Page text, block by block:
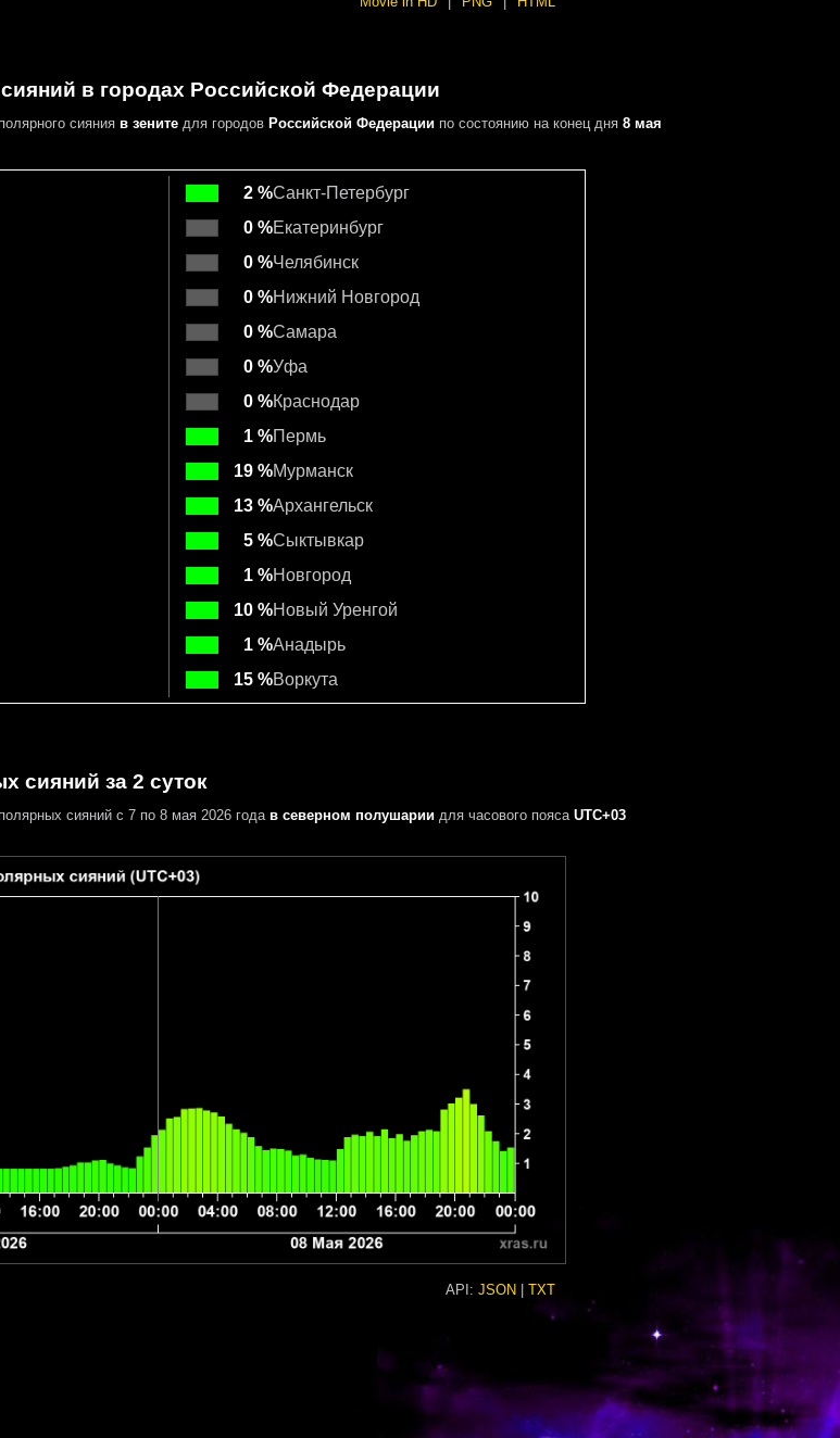
в городах Российской Федерации
сияния в зените для городов Российской Федерациипо состоянию на конец дня 8 мая
2 %Санкт-Петербург
0 %Екатеринбург
0 %Челябинск
0 %Нижний Новгород
0 %Самара
0 %Уфа
0 %Краснодар
1 %Пермь
19 %Мурманск
13 %Архангельск
5 %Сыктывкар
1 %Новгород
10 %Новый Уренгой
1 %Анадырь
15 %Воркута
сияний за 2 суток
сияний с 7 по 8 мая 2026 года в северном полушарии для часового пояса UTC+03
API: JSON TXT